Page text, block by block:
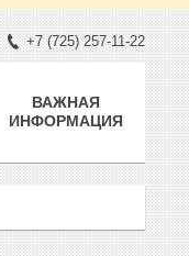
+7 (725) 257-11-22
ВАЖНАЯ
ИНФОРМАЦИЯ